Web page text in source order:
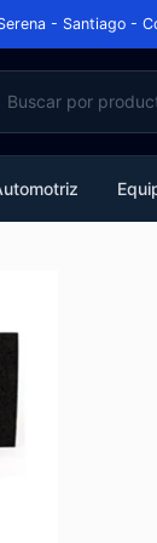
- Santiago -